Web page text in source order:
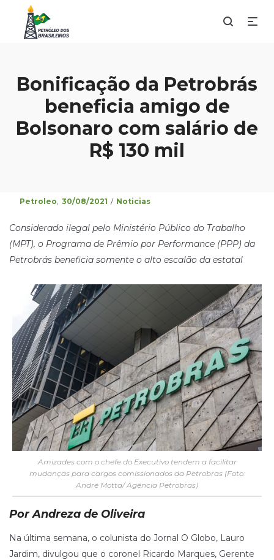
Bonificação da Petrobrás
beneficia amigo de
Bolsonaro com salário de
R$ 130 mil
Petroleo Posted
30/08/2021
Posted
Noticias
Considerado ilegal pelo Ministério Público do Trabalho
(MPT), o Programa de Prêmio por Performance (PPP) da
Petrobrás beneficia somente o alto escalão da estatal
Amizades com o chefe do Executivo tendem a facilitar
mudanças para cargos comissionados da Petrobras (Foto:
André Motta/ Agência Petrobras)
Por Andreza de Oliveira
Na última semana, o colunista do Jornal O Globo, Lauro
Jardim, divulgou que o coronel Ricardo Marques, Gerente